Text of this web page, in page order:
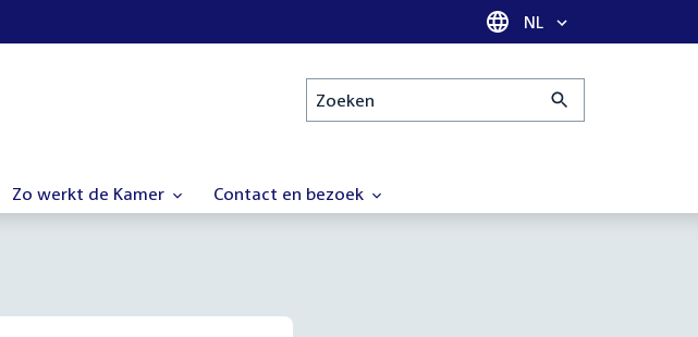
Taal selectie
NL
Zoeken
Zo werkt de Kamer Contact en bezoek